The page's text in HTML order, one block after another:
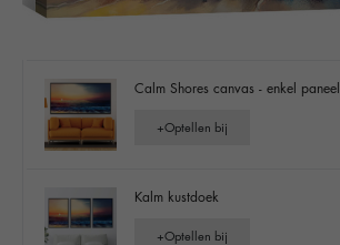
Calm Shores canvas - enkel paneel
+ Optellen bij
Kalm kustdoek
+ Optellen bij